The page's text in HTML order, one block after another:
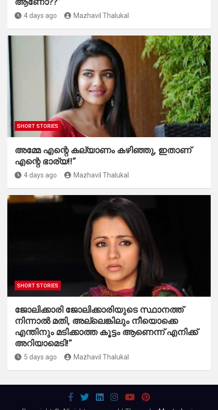
4 days ago Mazhavil Thalukal
SHORT STORIES
അമ്മേ എന്റെ കല്യാണം കഴിഞ്ഞു, ഇതാണ്
എന്റെ ഭാര്യ!!”
4 days ago Mazhavil Thalukal
SHORT STORIES
ജോലിക്കാരി ജോലിക്കാരിയുടെ സ്ഥാനത്ത്
നിന്നാൽ മതി, അല്ലെങ്കിലും നീയൊക്കെ
എന്തിനും മടിക്കാത്ത കൂട്ടം ആണെന്ന് എനിക്ക്
അറിയാമെടി!”
5 days ago Mazhavil Thalukal